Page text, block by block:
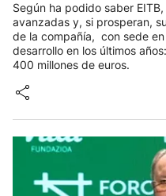
Según ha podido saber
avanzadas y, si prosperan,
de la compañía, con sede
desarrollo en los últimos
400 millones de euros.